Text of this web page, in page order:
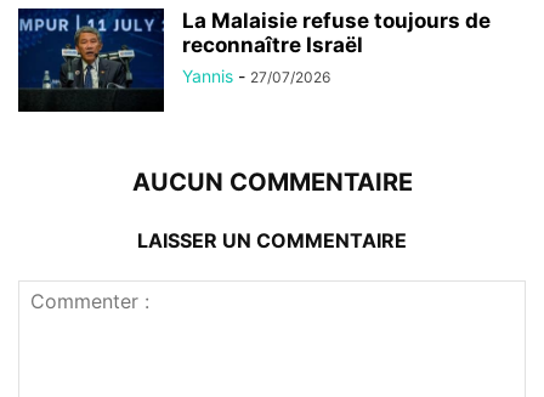
La Malaisie refuse toujours de
reconnaître Israël
Yannis - 27/07/2026
AUCUN COMMENTAIRE
LAISSER UN COMMENTAIRE